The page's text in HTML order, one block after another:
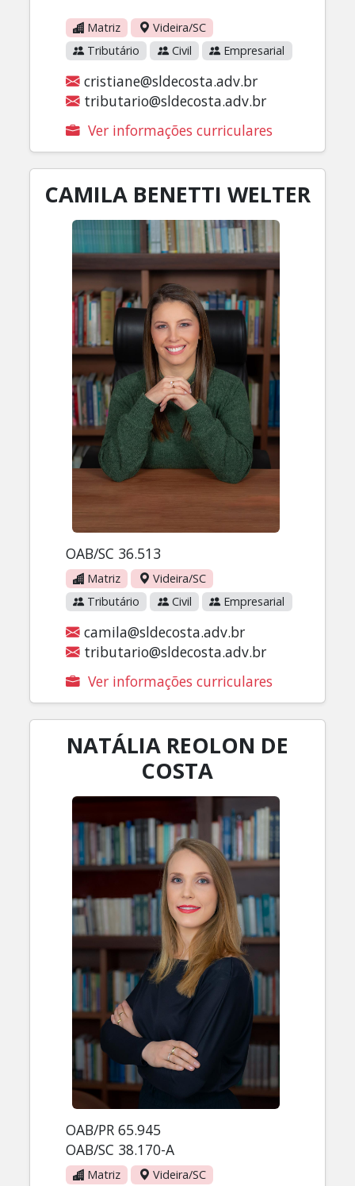
Matriz
Videira/SC
Tributário
Civil Empresarial
cristiane@sldecosta.adv.br
tributario@sldecosta.adv.br
Ver informações curriculares
CAMILA BENETTI WELTER
OAB/SC 36.513
Matriz
Videira/SC
Tributário
Civil Empresarial
camila@sldecosta.adv.br
tributario@sldecosta.adv.br
Ver informações curriculares
NATÁLIA REOLON DE
COSTA
OAB/PR 65.945
OAB/SC 38.170-A
Matriz
Videira/SC